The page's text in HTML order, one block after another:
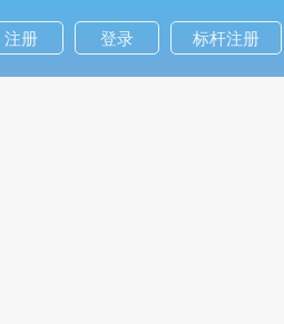
标杆注册
登录
注册